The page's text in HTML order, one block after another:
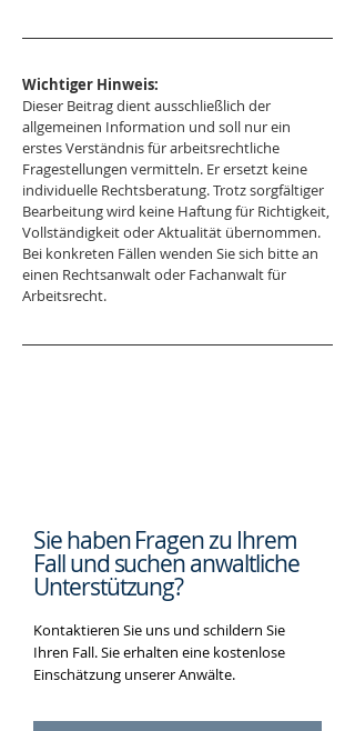
Wichtiger Hinweis:
Dieser Beitrag dient ausschließlich der
allgemeinen Information und soll nur ein
erstes Verständnis für arbeitsrechtliche
Fragestellungen vermitteln. Er ersetzt keine
individuelle Rechtsberatung. Trotz sorgfältiger
Bearbeitung wird keine Haftung für Richtigkeit,
Vollständigkeit oder Aktualität übernommen.
Bei konkreten Fällen wenden Sie sich bitte an
einen Rechtsanwalt oder Fachanwalt für
Arbeitsrecht.
Sie haben Fragen zu Ihrem
Fall und suchenanwaltliche
Unterstützung?
Kontaktieren Sie uns und schildern Sie
Ihren Fall. Sie erhalten eine kostenlose
Einschätzung unserer Anwälte.